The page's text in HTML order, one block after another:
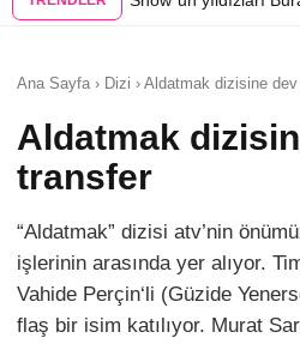
Ana Sayfa › Dizi › Aldatmak dizisine
Aldatmak
transfer
“Aldatmak” dizisi atv’nin
işlerinin arasında yer alıyor.
Vahide Perçin‘li (Güzide
flaş bir isim katılıyor. Murat